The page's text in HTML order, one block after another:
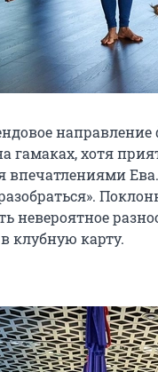
гамаках, хотя
впечатлениями
невероятное
клубную карту.